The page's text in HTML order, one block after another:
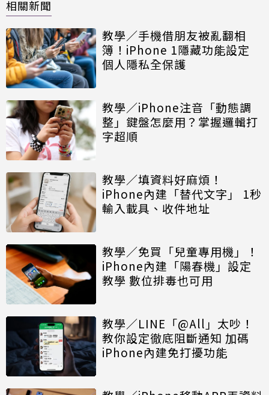
相關新聞
教學／手機借朋友被亂翻相
簿！iPhone 1隱藏功能設定
個人隱私全保護
教學／iPhone注音「動態調
整」鍵盤怎麼用？掌握邏輯打
字超順
教學／填資料好麻煩！
iPhone內建「替代文字」 1秒
輸入載具、收件地址
教學／免買「兒童專用機」！
iPhone內建「陽春機」設定
教學 數位排毒也可用
教學／LINE「@All」太吵！
教你設定徹底阻斷通知 加碼
iPhone內建免打擾功能